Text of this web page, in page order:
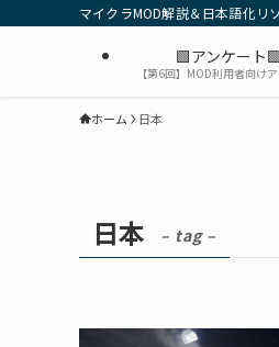
マイクラMOD解説＆日本語化リ
🟩アンケート🟩
【第6回】MOD利用者向け
ホーム 日本
日本 – tag –